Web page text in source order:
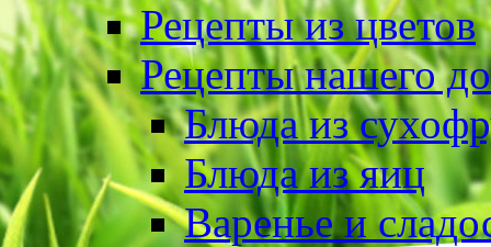
Рецепты из цветов
Рецепты нашего
Блюда из
Блюда из яиц
Варенье и